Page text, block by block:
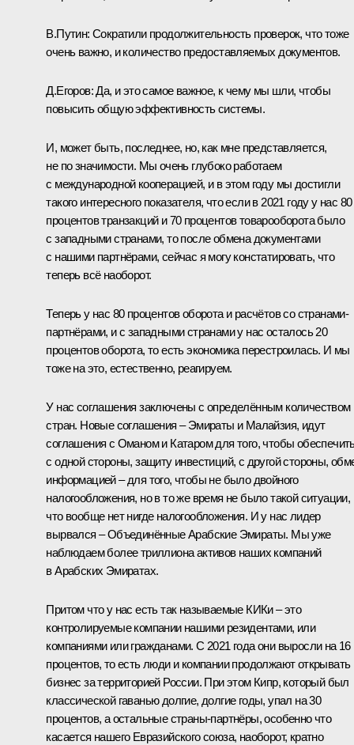
В.Путин: Сократили продолжительность проверок, что тоже
очень важно, и количество предоставляемых документов.
Д.Егоров:Да, и это самое важное, к чему мы шли, чтобы
повысить общую эффективность системы.
И, может быть, последнее, но, как мне представляется,
не по значимости. Мы очень глубоко работаем
с международной кооперацией, и в этом году мы достигли
такого интересного показателя, что если в 2021 году у нас 80
процентов транзакций и 70 процентов товарооборота было
с западными странами, то после обмена документами
с нашими партнёрами, сейчас я могу констатировать, что
теперь всё наоборот.
Теперь у нас 80 процентов оборота и расчётов со странами-
партнёрами, и с западными странами у нас осталось 20
процентов оборота, то есть экономика перестроилась. И мы
тоже на это, естественно, реагируем.
У нас соглашения заключены с определённым количеством
стран. Новые соглашения – Эмираты и Малайзия, идут
соглашения с Оманом и Катаром для того, чтобы
с одной стороны, защиту инвестиций, с другой стороны,
информацией – для того, чтобы не было двойного
налогообложения, но в то же время не было такой ситуации,
что вообще нет нигде налогообложения. И у нас лидер
вырвался – Объединённые Арабские Эмираты. Мы уже
наблюдаем более триллиона активов наших компаний
в Арабских Эмиратах.
Притом что у нас есть так называемые КИКи – это
контролируемые компании нашими резидентами, или
компаниями или гражданами. С 2021 года они выросли на 16
процентов, то есть люди и компании продолжают открывать
бизнес за территорией России. При этом Кипр, который был
классической гаванью долгие, долгие годы, упал на 30
процентов, а остальные страны-партнёры, особенно что
касается нашего Евразийского союза, наоборот, кратно